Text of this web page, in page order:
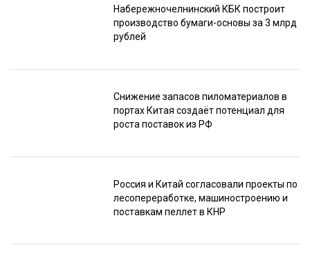
Набережночелнинский КБК построит
производство бумаги-основы за 3 млрд
рублей
Снижение запасов пиломатериалов в
портах Китая создаёт потенциал для
роста поставок из РФ
Россия и Китай согласовали проекты по
лесопереработке, машиностроению и
поставкам пеллет в КНР